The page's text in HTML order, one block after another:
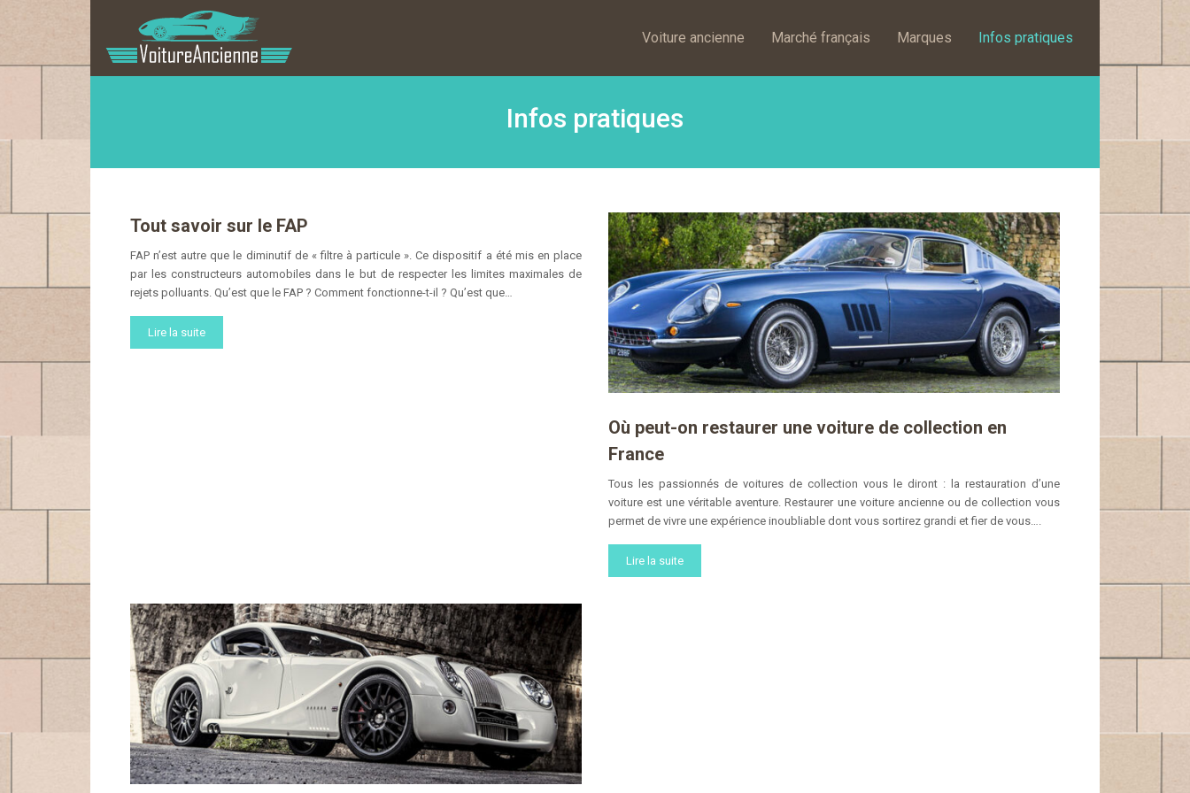
Voiture ancienne Marché français Marques Infos pratiques
Infos pratiques
Tout savoir sur le FAP
FAP n’est autre que le diminutif de « filtre à particule ». Ce dispositif a été mis en place
par les constructeurs automobiles dans le but de respecter les limites maximales de
rejets polluants. Qu’est que le FAP ? Comment fonctionne-t-il ? Qu’est que…
Lire la suite
Où peut-on restaurer une voiture de collection en
France
Tous les passionnés de voitures de collection vous le diront : la restauration d’une
voiture est une véritable aventure. Restaurer une voiture ancienne ou de collection vous
permet de vivre une expérience inoubliable dont vous sortirez grandi et fier de vous….
Lire la suite